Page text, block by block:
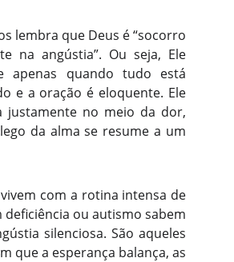
lembra que Deus é “socorro
na angústia”. Ou seja, Ele
apenas quando tudo está
e a oração é eloquente. Ele
justamente no meio da dor,
da alma se resume a um
com a rotina intensa de
deficiência ou autismo sabem
silenciosa. São aqueles
que a esperança balança, as